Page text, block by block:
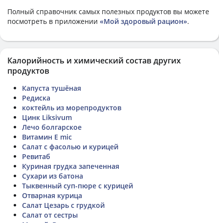
Полный справочник самых полезных продуктов вы можете
посмотреть в приложении «Мой здоровый рацион».
Калорийность и химический состав других
продуктов
Капуста тушёная
Редиска
коктейль из морепродуктов
Цинк Liksivum
Лечо болгарское
Витамин E mic
Салат с фасолью и курицей
Ревитаб
Куриная грудка запеченная
Сухари из батона
Тыквенный суп-пюре с курицей
Отварная курица
Салат Цезарь с грудкой
Салат от сестры